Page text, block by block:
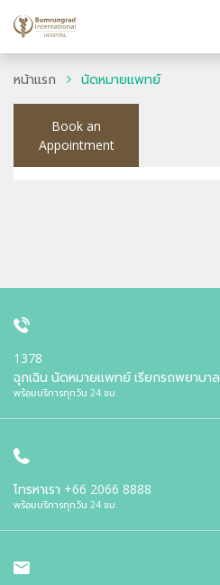
หน้าแรก นัดหมายแพทย์
Book an
Appointment
1378
ฉุกเฉิน นัดหมายแพทย์ เรียกรถพยาบาล
พร้อมบริการทุกวัน 24 ชม.
โทรหาเรา +66 2066 8888
พร้อมบริการทุกวัน 24 ชม.